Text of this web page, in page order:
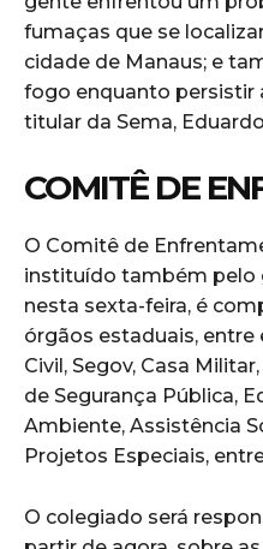
fumaças que se
cidade de Manaus; e
fogo enquanto persistir
titular da Sema,
COMITÊ DE
O Comitê de
instituído também pelo
nesta sexta-feira, é
órgãos estaduais, entre
Civil, Segov, Casa
de Segurança Pública,
Ambiente, Assistência
Projetos Especiais,
O colegiado será